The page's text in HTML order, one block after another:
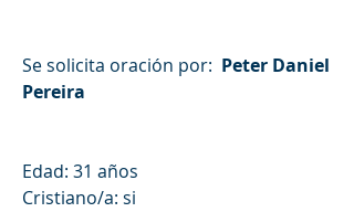
Se solicita oración por: Peter Daniel
Pereira
Edad: 31 años
Cristiano/a: si